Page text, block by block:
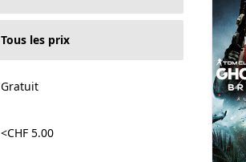
Tous les prix
Gratuit
<CHF 5.00